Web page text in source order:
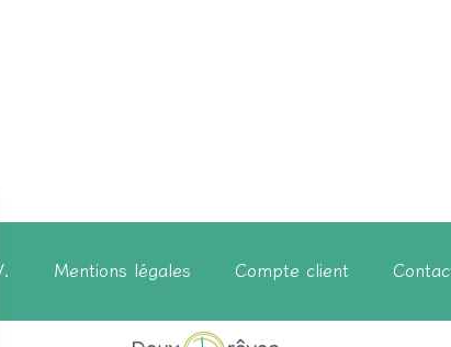
Mentions légales Compte client